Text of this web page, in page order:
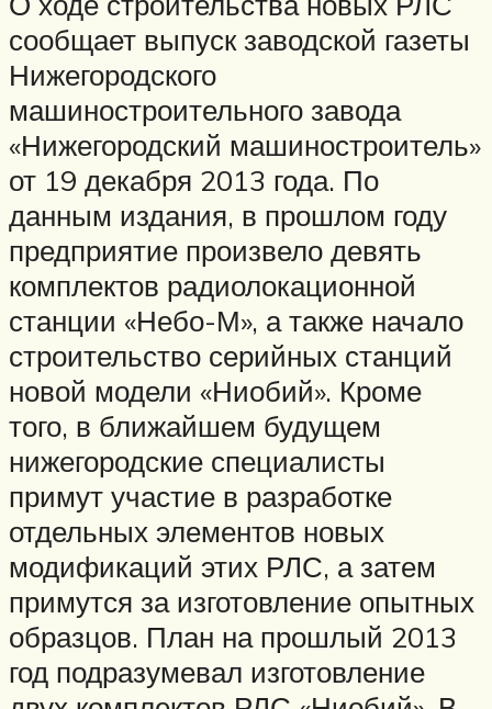
сообщает выпуск заводской газеты
Нижегородского
машиностроительного завода
«Нижегородский машиностроитель»
от 19 декабря 2013 года. По
данным издания, в прошлом году
предприятие произвело девять
комплектов радиолокационной
станции «Небо-М», а также начало
строительство серийных станций
новой модели «Ниобий». Кроме
того, в ближайшем будущем
нижегородские специалисты
примут участие в разработке
отдельных элементов новых
модификаций этих РЛС, а затем
примутся за изготовление опытных
образцов. План на прошлый 2013
год подразумевал изготовление